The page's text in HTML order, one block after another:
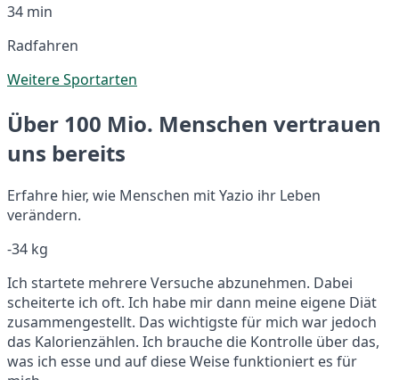
34 min
Radfahren
Weitere Sportarten
Über 100 Mio. Menschen vertrauen
uns bereits
Erfahre hier, wie Menschen mit Yazio ihr Leben
verändern.
-34 kg
Ich startete mehrere Versuche abzunehmen. Dabei
scheiterte ich oft. Ich habe mir dann meine eigene Diät
zusammengestellt. Das wichtigste für mich war jedoch
das Kalorienzählen. Ich brauche die Kontrolle über das,
was ich esse und auf diese Weise funktioniert es für